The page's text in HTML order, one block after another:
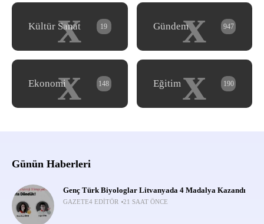
x
Kültür Sanat 19 x
Gündem 947
x
Ekonomi 148 x
Eğitim 190
Günün Haberleri
Genç Türk Biyologlar Litvanyada 4 Madalya Kazandı
GAZETE4 EDITÖR 21 SAAT ÖNCE